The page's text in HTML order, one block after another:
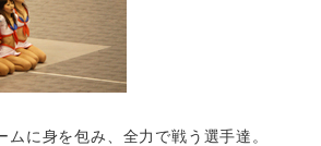
ムに身を包み、全力で戦う選手達。